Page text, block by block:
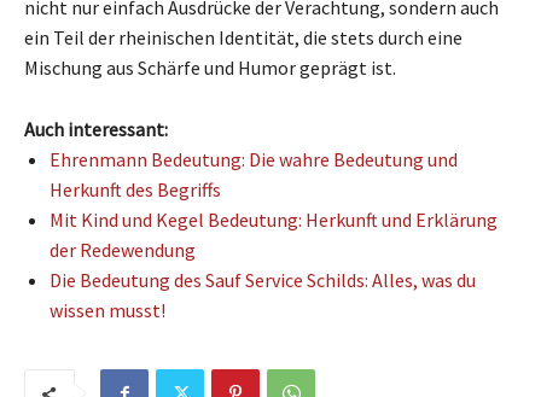
nicht nur einfach Ausdrücke der Verachtung, sondern auch
ein Teil der rheinischen Identität, die stets durch eine
Mischung aus Schärfe und Humor geprägt ist.
Auch interessant:
Ehrenmann Bedeutung: Die wahre Bedeutung und
Herkunft des Begriffs
Mit Kind und Kegel Bedeutung: Herkunft und Erklärung
der Redewendung
Die Bedeutung des Sauf Service Schilds: Alles, was du
wissen musst!